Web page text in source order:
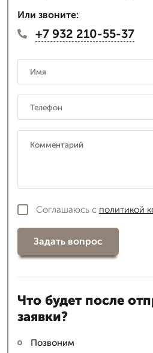
Или звоните:
+7 932 210-55-37
Соглашаюсь с политикой
Задать вопрос
Что будет после
заявки?
Позвоним